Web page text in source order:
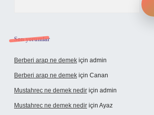
Son yorumlar
Berberi arap ne demek için admin
Berberi arap ne demek için Canan
Mustahrec ne demek nedir için admin
Mustahrec ne demek nedir için Ayaz